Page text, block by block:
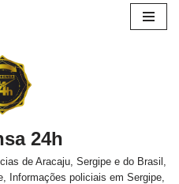
24h
de Aracaju, Sergipe e do Brasil,
Informações policiais em Sergipe,